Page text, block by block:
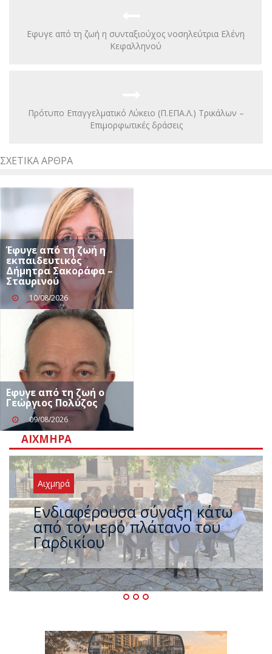
Εφυγε από τη ζωή η συνταξιούχος νοσηλεύτρια Ελένη
Κεφαλληνού
Πρότυπο Επαγγελματικό Λύκειο (Π.ΕΠΑ.Λ.) Τρικάλων –
Eπιμορφωτικές δράσεις
ΣΧΕΤΙΚΆ ΆΡΘΡΑ
Έφυγε από τη ζωή η
εκπαιδευτικός
Δήμητρα Σακοράφα –
Σταυρινού
10/08/2026
Eφυγε από τη ζωή ο
Γεώργιος Πολύζος
09/08/2026
ΑΙΧΜΗΡΆ
Αιχμηρά
Η μεγάλη έξοδος των
Τρικαλινών (και το ακόμα
μεγαλύτερο τρέξιμο των
πολιτικών)